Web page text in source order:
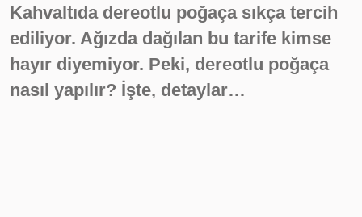
Kahvaltıda dereotlu poğaça sıkça tercih
ediliyor. Ağızda dağılan bu tarife kimse
hayır diyemiyor. Peki, dereotlu poğaça
nasıl yapılır? İşte, detaylar…